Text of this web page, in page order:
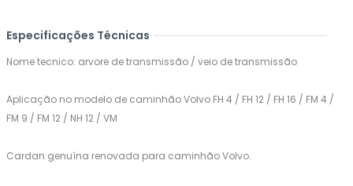
Especificações Técnicas
Nome tecnico: arvore de transmissão / veio de transmissão
Aplicação no modelo de caminhão Volvo FH 4 / FH 12 / FH 16 / FM 4 /
FM 9 / FM 12 / NH 12 / VM
Cardan genuína renovada para caminhão Volvo.